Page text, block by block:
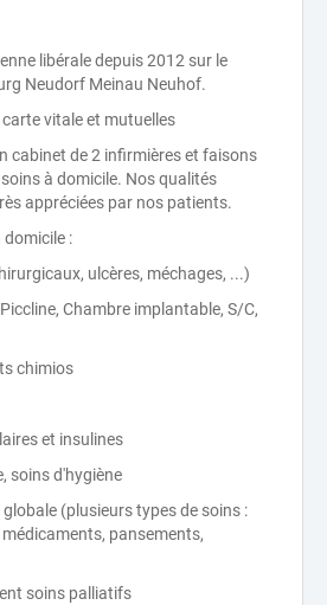
libérale depuis 2012 sur le
Neudorf Meinau Neuhof.
vitale et mutuelles
cabinet de 2 infirmières et faisons
à domicile. Nos qualités
appréciées par nos patients.
domicile :
ulcères, méchages, ...)
Chambre implantable, S/C,
chimios
et insulines
soins d'hygiène
(plusieurs types de soins :
pansements,
soins palliatifs